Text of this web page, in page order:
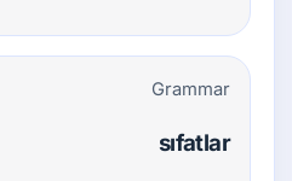
Grammar
sıfatlar